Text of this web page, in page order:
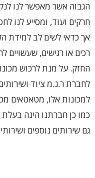
הגבוה אשר מאפשר לנו
חרקים ועוד, ומסייע לנו
אך כדאי לשים לב למידת
רכים או רגישים,
החזק. על מנת לרכוש
לחברת ר.נ.מ ציוד
למכונות אלו, מטאטאים
כמו כן חברתנו הינה
גם שירותים נוספים ושירותי תיקונים